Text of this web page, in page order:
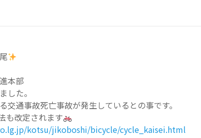
本部
した。
通事故死亡事故が発生しているとの事です。
も改定されます
kotsu/jikoboshi/bicycle/cycle_kaisei.html